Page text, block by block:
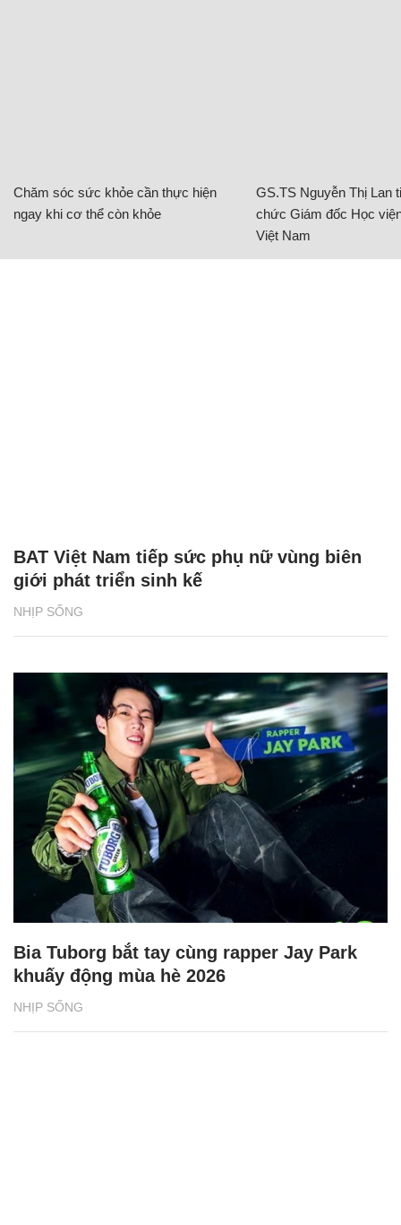
Chăm sóc sức khỏe cần thực hiện
ngay khi cơ thể còn khỏe
GS.TS Nguyễn Thị Lan
chức Giám đốc Học
Việt Nam
NHỊP SỐNG
BAT Việt Nam tiếp sức phụ nữ vùng biên
giới phát triển sinh kế
NHỊP SỐNG
Bia Tuborg bắt tay cùng rapper Jay Park
khuấy động mùa hè 2026